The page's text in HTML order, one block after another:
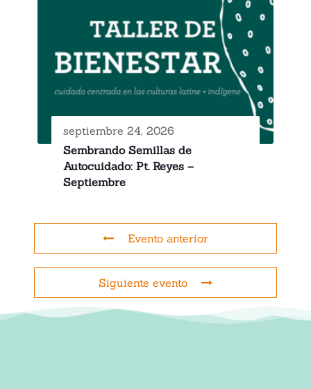
septiembre 24, 2026
Sembrando Semillas de
Autocuidado: Pt. Reyes –
Septiembre
Evento anterior
Siguiente evento